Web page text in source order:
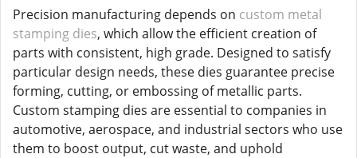
Precision manufacturing depends on custom metal
stamping dies, which allow the efficient creation of
parts with consistent, high grade. Designed to satisfy
particular design needs, these dies guarantee precise
forming, cutting, or embossing of metallic parts.
Custom stamping dies are essential to companies in
automotive, aerospace, and industrial sectors who use
them to boost output, cut waste, and uphold